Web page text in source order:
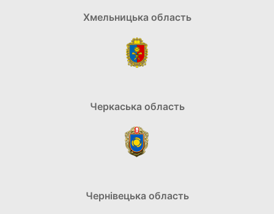
Хмельницька область
Черкаська область
Чернівецька область